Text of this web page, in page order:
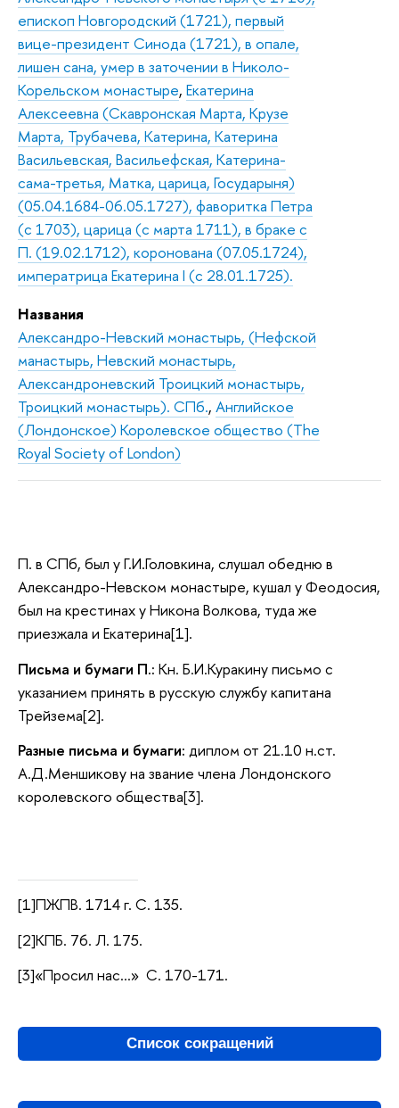
епископ Новгородский (1721), первый
вице-президент Синода (1721), в опале,
лишен сана, умер в заточении в Николо-
Корельском монастыре, Екатерина
Алексеевна (Скавронская Марта, Крузе
Марта, Трубачева, Катерина, Катерина
Васильевская, Васильефская, Катерина-
сама-третья, Матка, царица, Государыня)
(05.04.1684-06.05.1727), фаворитка Петра
(с 1703), царица (с марта 1711), в браке с
П. (19.02.1712), коронована (07.05.1724),
императрица Екатерина I (с 28.01.1725).
Названия
Александро-Невский монастырь, (Нефской
манастырь, Невский монастырь,
Александроневский Троицкий монастырь,
Троицкий монастырь). СПб., Английское
(Лондонское) Королевское общество (The
Royal Society of London)
П. в СПб, был у Г.И.Головкина, слушал обедню в
Александро-Невском монастыре, кушал у Феодосия,
был на крестинах у Никона Волкова, туда же
приезжала и Екатерина[1].
Письма и бумаги П.: Кн. Б.И.Куракину письмо с
указанием принять в русскую службу капитана
Трейзема[2].
Разные письма и бумаги: диплом от 21.10 н.ст.
А.Д.Меншикову на звание члена Лондонского
королевского общества[3].
[1]ПЖПВ. 1714 г. С. 135.
[2]КПБ. 76. Л. 175.
[3]«Просил нас…» С. 170-171.
Список сокращений